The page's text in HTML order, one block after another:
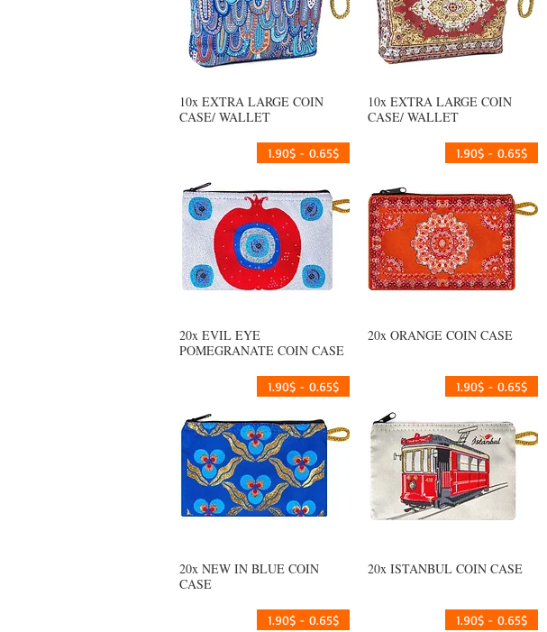
العرض السريع
10x EXTRA LARGE COIN
CASE/ WALLET
العرض السريع
10x EXTRA LARGE COIN
CASE/ WALLET
العرض السريع
0.65$ - 1.90$
20x ORANGE COIN CASE العرض السريع
0.65$ - 1.90$
20x EVIL EYE
POMEGRANATE COIN CASE
العرض السريع
0.65$ - 1.90$
20x ISTANBUL COIN CASE العرض السريع
0.65$ - 1.90$
20x NEW IN BLUE COIN
CASE
0.65$ - 1.90$
0.65$ - 1.90$